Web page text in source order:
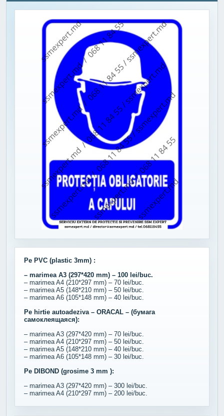
Pe PVC (plastic 3mm) :
– marimea A3 (297*420 mm) – 100 lei/buc.
– marimea A4 (210*297 mm) – 70 lei/buc.
– marimea A5 (148*210 mm) – 50 lei/buc.
– marimea A6 (105*148 mm) – 40 lei/buc.
Pe hirtie autoadeziva – ORACAL – (бумага
самоклеящаяся):
– marimea A3 (297*420 mm) – 70 lei/buc.
– marimea A4 (210*297 mm) – 50 lei/buc.
– marimea A5 (148*210 mm) – 40 lei/buc.
– marimea A6 (105*148 mm) – 30 lei/buc.
Pe DIBOND (grosime 3 mm ):
– marimea A3 (297*420 mm) – 300 lei/buc.
– marimea A4 (210*297 mm) – 200 lei/buc.